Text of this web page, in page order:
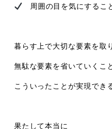
周囲の目を気にするこ
暮らす上で大切な要素を取
無駄な要素を省いていくこ
こういったことが実現でき
果たして本当に